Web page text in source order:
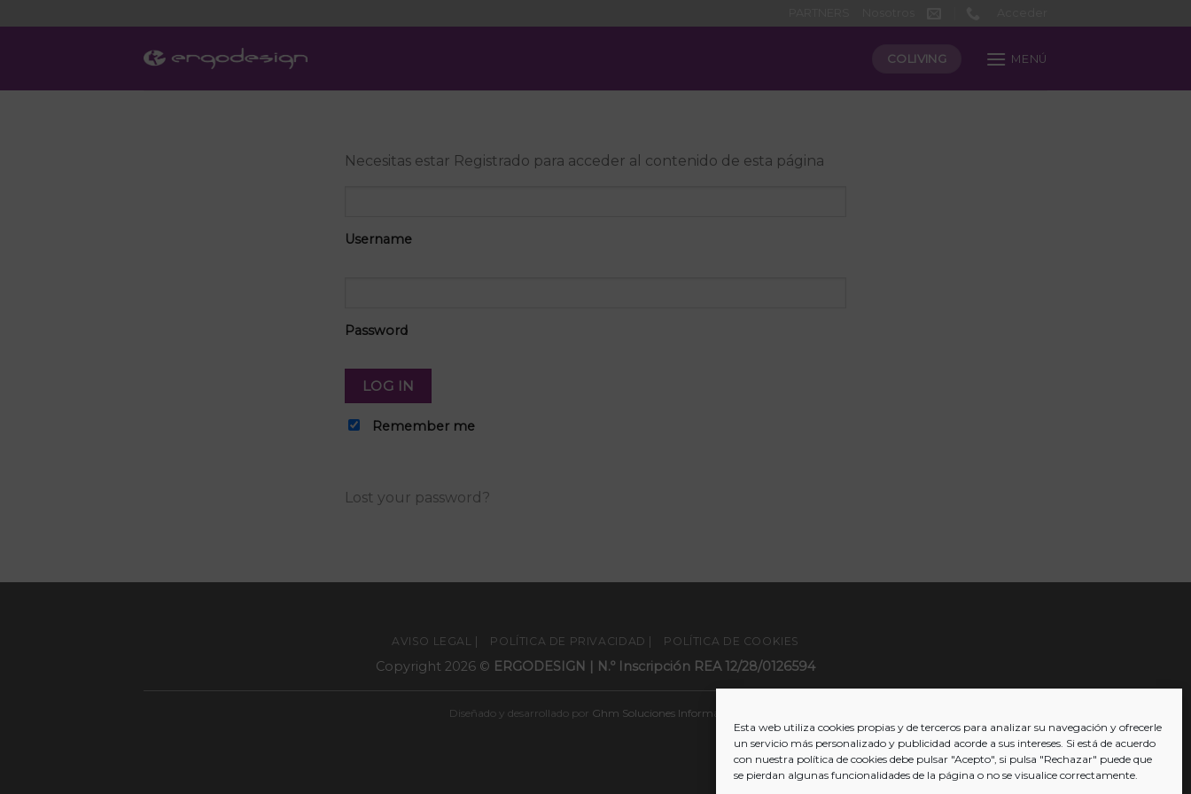
Esta web utiliza cookies propias y de terceros para analizar su navegación y ofrecerle
un servicio más personalizado y publicidad acorde a sus intereses. Si está de acuerdo
con nuestra política de cookies debe pulsar "Acepto", si pulsa "Rechazar" puede que
se pierdan algunas funcionalidades de la página o no se visualice correctamente.
to
COLIVING MENÚ
Necesitas estar Registrado para acceder al contenido de esta página
Username
Password
Remember me
Lost your password?
AVISO LEGAL | POLÍTICA DE PRIVACIDAD | POLÍTICA DE COOKIES
Copyright 2026 © ERGODESIGN | N.º Inscripción REA 12/28/0126594
Diseñado y desarrollado por Ghm Soluciones Informáticas